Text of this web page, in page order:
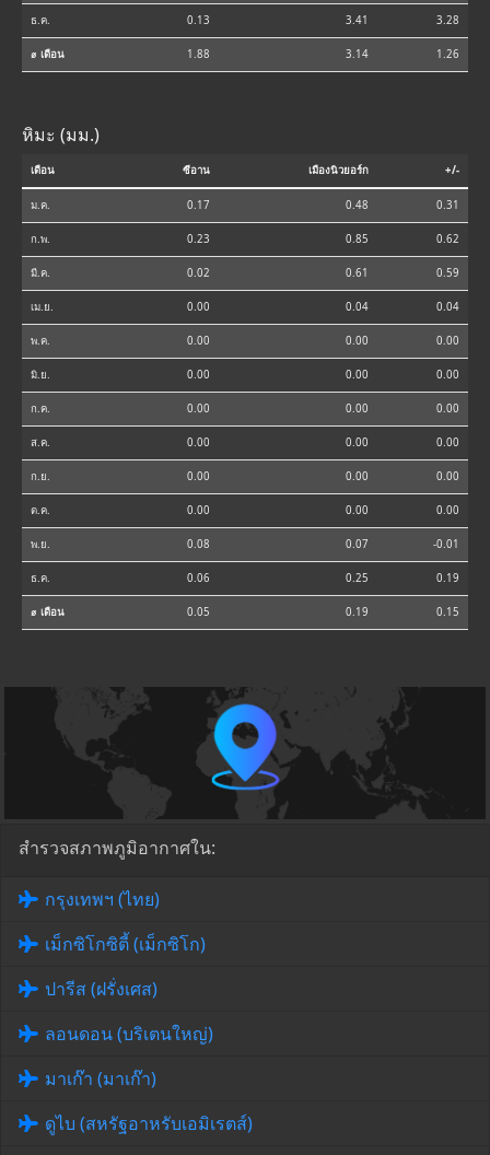
ธ.ค. 0.13 3.41 3.28
⌀ เดือน 1.88 3.14 1.26
หิมะ (มม.)
เดือน ซีอาน เมืองนิวยอร์ก +/-
ม.ค. 0.17 0.48 0.31
ก.พ. 0.23 0.85 0.62
มี.ค. 0.02 0.61 0.59
เม.ย. 0.00 0.04 0.04
พ.ค. 0.00 0.00 0.00
มิ.ย. 0.00 0.00 0.00
ก.ค. 0.00 0.00 0.00
ส.ค. 0.00 0.00 0.00
ก.ย. 0.00 0.00 0.00
ต.ค. 0.00 0.00 0.00
พ.ย. 0.08 0.07 -0.01
ธ.ค. 0.06 0.25 0.19
⌀ เดือน 0.05 0.19 0.15
สำรวจสภาพภูมิอากาศใน:
กรุงเทพฯ (ไทย)
เม็กซิโกซิตี้ (เม็กซิโก)
ปารีส (ฝรั่งเศส)
ลอนดอน (บริเตนใหญ่)
มาเก๊า (มาเก๊า)
ดูไบ (สหรัฐอาหรับเอมิเรตส์)